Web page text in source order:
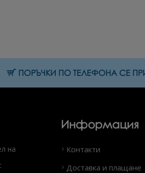
ПОРЪЧКИ ПО ТЕЛЕФОНА СЕ
на
Информация
Контакти
Доставка и плащане